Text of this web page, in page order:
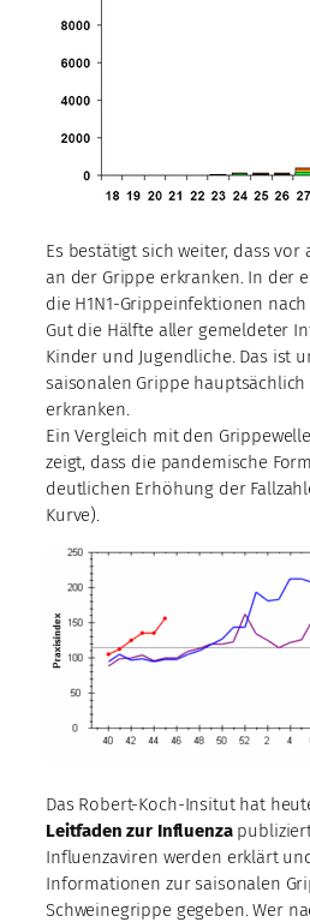
Es bestätigt sich weiter, dass
an der Grippe erkranken. In der
die H1N1-Grippeinfektionen
Gut die Hälfte aller gemeldeter
Kinder und Jugendliche. Das ist
saisonalen Grippe
erkranken.
Ein Vergleich mit den
zeigt, dass die pandemische
deutlichen Erhöhung der
Kurve).
Das Robert-Koch-Insitut hat
Leitfaden zur Influenza
Influenzaviren werden erklärt
Informationen zur saisonalen
Schweinegrippe gegeben. Wer